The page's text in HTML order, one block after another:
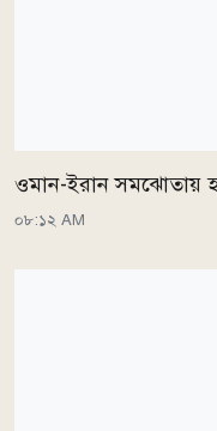
ওমান-ইরান সমঝোতায়
০৮:১২ AM